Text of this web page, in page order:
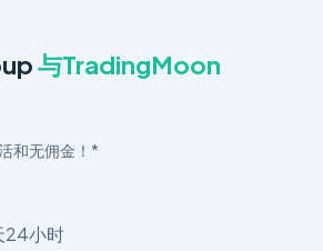
与TradingMoon
和无佣金！*
24小时